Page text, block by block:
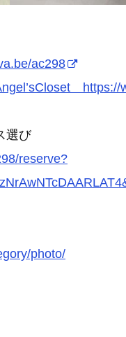
ac298
https://
選び
reserve?
photo/